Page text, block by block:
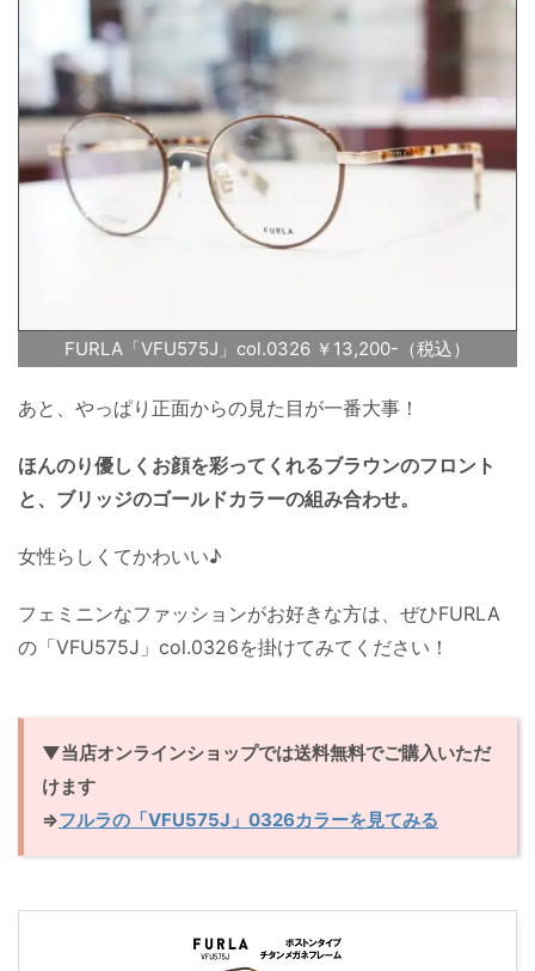
FURLA「VFU575J」col.0326 ￥13,200-（税込）
あと、やっぱり正面からの見た目が一番大事！
ほんのり優しくお顔を彩ってくれるブラウンのフロント
と、ブリッジのゴールドカラーの組み合わせ。
女性らしくてかわいい♪
フェミニンなファッションがお好きな方は、ぜひFURLA
の「VFU575J」col.0326を掛けてみてください！
▼当店オンラインショップでは送料無料でご購入いただ
けます
⇒フルラの「VFU575J」0326カラーを見てみる